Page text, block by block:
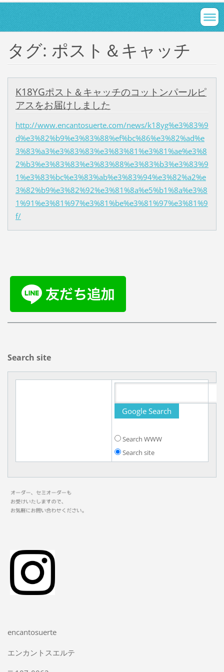
タグ: ポスト＆キャッチ
K18YGポスト＆キャッチのコットンパールピ
アスをお届けしました
http://www.encantosuerte.com/news/k18yg%e3%83%9
d%e3%82%b9%e3%83%88%ef%bc%86%e3%82%ad%e
3%83%a3%e3%83%83%e3%83%81%e3%81%ae%e3%8
2%b3%e3%83%83%e3%83%88%e3%83%b3%e3%83%9
1%e3%83%bc%e3%83%ab%e3%83%94%e3%82%a2%e
3%82%b9%e3%82%92%e3%81%8a%e5%b1%8a%e3%8
1%91%e3%81%97%e3%81%be%e3%81%97%e3%81%9
f/
Search site
Search WWW
Search site
encantosuerte
エンカントスエルテ